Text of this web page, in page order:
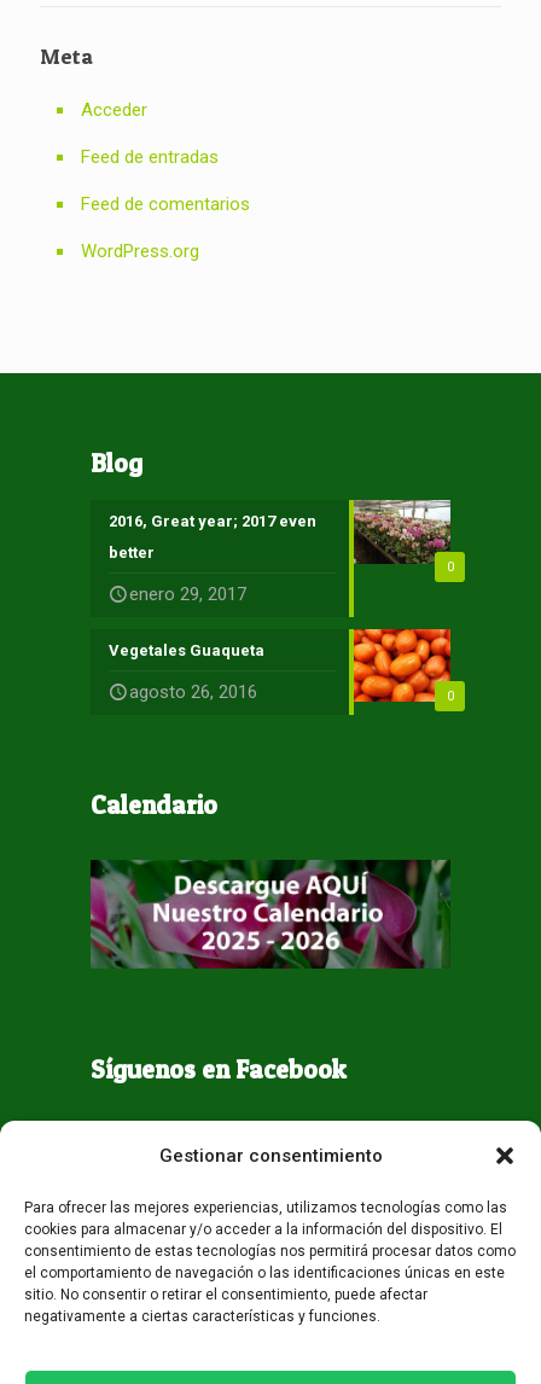
Gestionar consentimiento
Para ofrecer las mejores experiencias, utilizamos tecnologías como las
cookies para almacenar y/o acceder a la información del dispositivo. El
consentimiento de estas tecnologías nos permitirá procesar datos como
el comportamiento de navegación o las identificaciones únicas en este
sitio. No consentir o retirar el consentimiento, puede afectar
negativamente a ciertas características y funciones.
Meta
Acceder
Feed de entradas
Feed de comentarios
WordPress.org
Blog
0
2016, Great year; 2017 even
better
enero 29, 2017
0
Vegetales Guaqueta
agosto 26, 2016
Calendario
Síguenos en Facebook
Todos los derechos reservados - Guaqueta USA 2026